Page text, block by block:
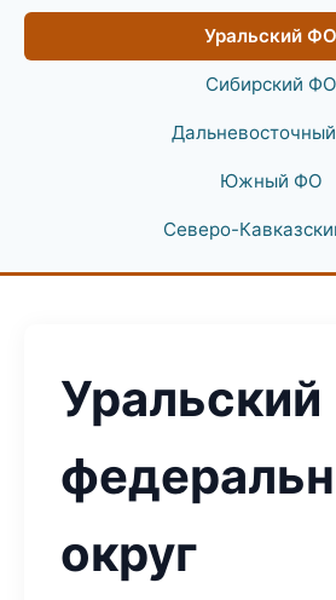
Уральский ФО
Сибирский ФО
Южный ФО
Северо-
Уральский
округ